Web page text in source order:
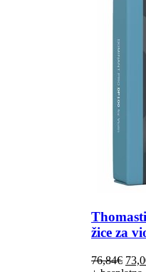
žice za
76,84€